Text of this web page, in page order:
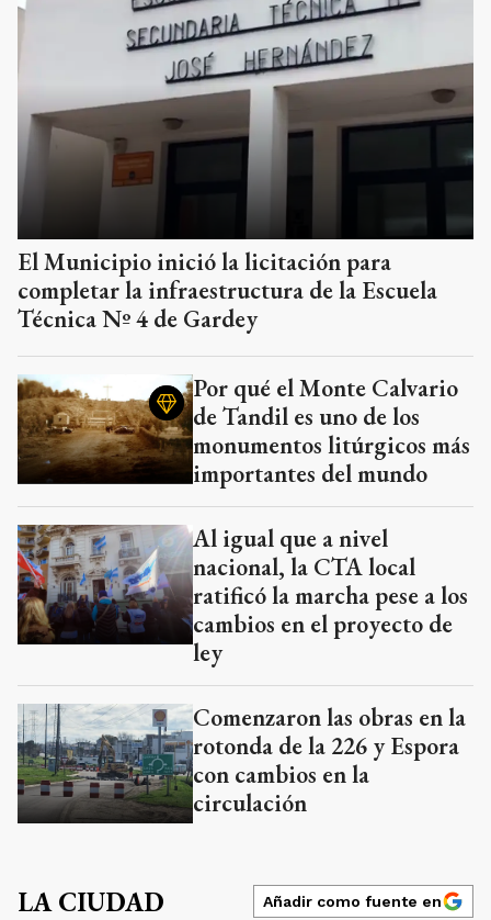
El Municipio inició la licitación para
completar la infraestructura de la Escuela
Técnica Nº 4 de Gardey
Por qué el Monte Calvario
de Tandil es uno de los
monumentos litúrgicos más
importantes del mundo
Al igual que a nivel
nacional, la CTA local
ratificó la marcha pese a los
cambios en el proyecto de
ley
Comenzaron las obras en la
rotonda de la 226 y Espora
con cambios en la
circulación
LA CIUDAD Añadir como fuente en